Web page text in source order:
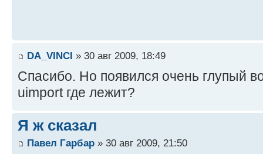
DA_VINCI » 30 авг 2009, 18:49
Спасибо. Но появился очень глупый
uimport где лежит?
Я ж сказал
Павел Гарбар » 30 авг 2009, 21:50